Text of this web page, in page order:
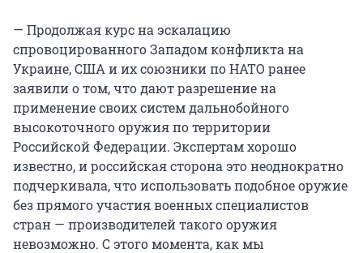
— Продолжая курс на эскалацию
спровоцированного Западом конфликта на
Украине, США и их союзники по НАТО ранее
заявили о том, что дают разрешение на
применение своих систем дальнобойного
высокоточного оружия по территории
Российской Федерации. Экспертам хорошо
известно, и российская сторона это неоднократно
подчеркивала, что использовать подобное оружие
без прямого участия военных специалистов
стран — производителей такого оружия
невозможно. С этого момента, как мы